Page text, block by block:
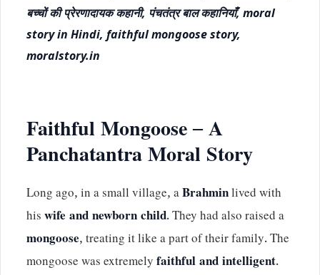
बच्चों की प्रेरणादायक कहानी, पंचतंत्र बाल कहानियाँ, moral
story in Hindi, faithful mongoose story,
moralstory.in
Faithful Mongoose – A
Panchatantra Moral Story
Long ago, in a small village, aBrahminlived with
hiswife and newborn child. They had also raised a
mongoose, treating it like a part of their family. The
mongoose was extremelyfaithful and intelligent.